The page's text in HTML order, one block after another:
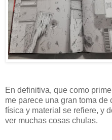
En definitiva, que como
me parece una gran toma
física y material se refiere, y
ver muchas cosas chulas.